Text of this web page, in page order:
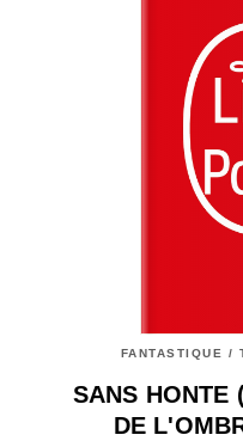
FANTASTIQUE /
SANS HONTE
DE